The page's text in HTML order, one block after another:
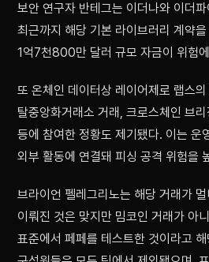
보안 연구자 반테그는 이더나와 이더
최근까지 해당 기본 라이브러리 계약
1억7천800만 달러 규모 자금이 위험
또 온체인 데이터상 레이어제로 랩스의
탈중앙화거래소 거래, 크로스체인 브
등에 참여한 정황도 제기됐다. 이는 운
외부 활동에 연결돼 피싱 공격 위험을
브라이언 펠레그리노는 해당 거래가
이뤄진 것은 맞지만 밈코인 거래가 아
표준에서 페페를 테스트한 것이라고